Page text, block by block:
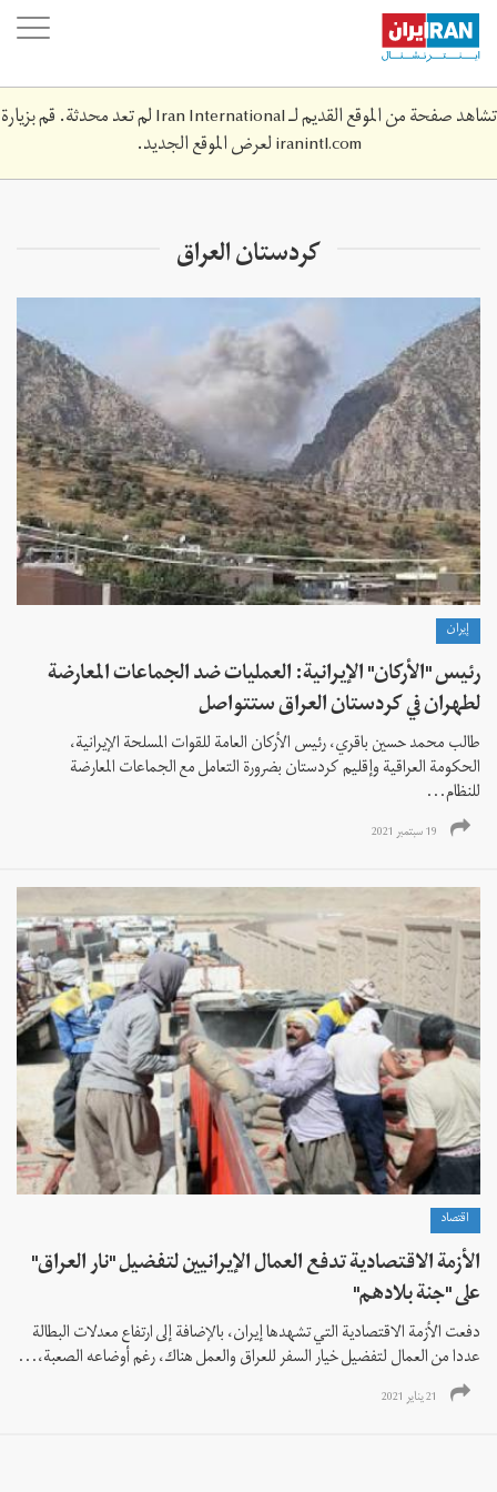
Skip
main
content
تشاهد صفحة من الموقع القديم لـ Iran International لم تعد محدثة. قم بزيارة
iranintl.comلعرض الموقع الجديد.
كردستان العراق
إيران
رئيس "الأركان" الإيرانية: العمليات ضد الجماعات المعارضة
لطهران في كردستان العراق ستتواصل
طالب محمد حسين باقري، رئيس الأركان العامة للقوات المسلحة الإيرانية،
الحكومة العراقية وإقليم كردستان بضرورة التعامل مع الجماعات المعارضة
للنظام...
19 سبتمبر 2021
اقتصاد
الأزمة الاقتصادية تدفع العمال الإيرانيين لتفضيل "نار العراق"
على "جنة بلادهم"
دفعت الأزمة الاقتصادية التي تشهدها إيران، بالإضافة إلى ارتفاع معدلات البطالة
عددا من العمال لتفضيل خيار السفر للعراق والعمل هناك، رغم أوضاعه الصعبة،...
21 يناير 2021